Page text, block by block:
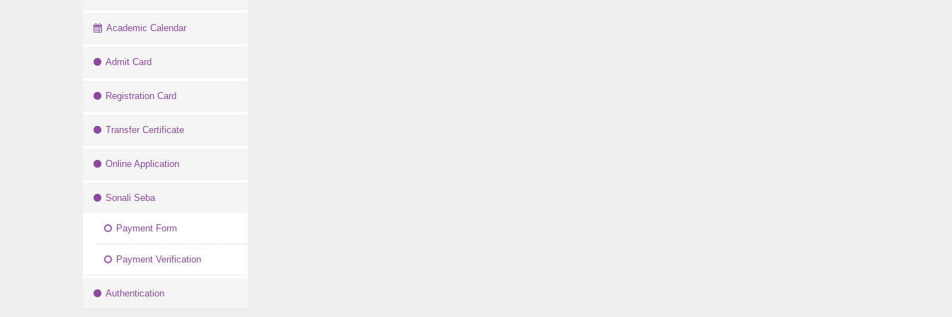
Academic Calendar
Admit Card
Registration Card
Transfer Certificate
Online Application
Sonali Seba
Payment Form
Payment Verification
Authentication